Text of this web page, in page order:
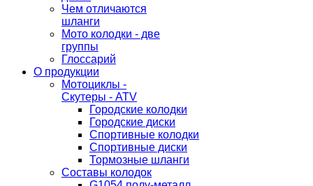
Чем отличаются
шланги
Мото колодки - две
группы
Глоссарий
О продукции
Мотоциклы -
Скутеры - ATV
Городские колодки
Городские диски
Спортивные колодки
Спортивные диски
Тормозные шланги
Составы колодок